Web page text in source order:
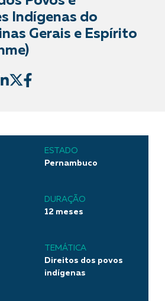
Indígenas do
Gerais e Espírito
ESTADO
Pernambuco
DURAÇÃO
12 meses
TEMÁTICA
Direitos dos povos
indígenas